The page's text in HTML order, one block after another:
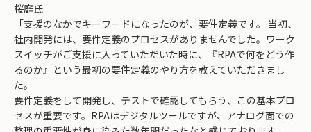
桜庭氏
「支援のなかでキーワードになったのが、要件定義です。 当初、
社内開発には、要件定義のプロセスがありませんでした。ワーク
スイッチがご支援に入っていただいた時に、『RPAで何をどう作
るのか』という最初の要件定義のやり方を教えていただきまし
た。
要件定義をして開発し、テストで確認してもらう、この基本プロ
セスが重要です。RPAはデジタルツールですが、アナログ面での